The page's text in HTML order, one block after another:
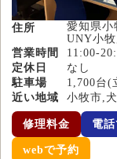
住所
愛知県小
UNY小
営業時間
11:00-
定休日
なし
駐車場
1,700台(
近い地域
小牧市,
修理料金 電
webで予約